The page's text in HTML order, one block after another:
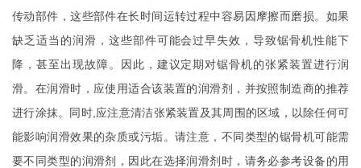
传动部件，这些部件在长时间运转过程中容易因摩擦而磨损。如果
缺乏适当的润滑，这些部件可能会过早失效，导致锯骨机性能下
降，甚至出现故障。因此，建议定期对锯骨机的张紧装置进行润
滑。在润滑时，应使用适合该装置的润滑剂，并按照制造商的推荐
进行涂抹。同时,应注意清洁张紧装置及其周围的区域，以除任何可
能影响润滑效果的杂质或污垢。请注意，不同类型的锯骨机可能需
要不同类型的润滑剂，因此在选择润滑剂时，请务必参考设备的用